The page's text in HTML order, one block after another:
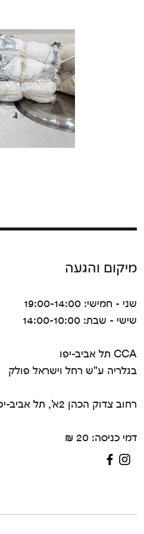
מיקום והגעה
שני - חמישי: 19:00-14:00
שישי - שבת: 14:00-10:00
CCA תל אביב-יפו
בגלריה ע"ש רחל וישראל פולק
רחוב צדוק הכהן 2א', תל אביב-יפו
דמי כניסה: 20 ₪